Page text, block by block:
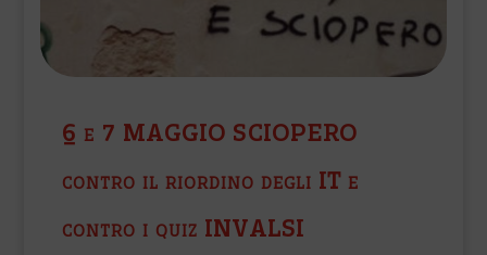
6 e 7 MAGGIO SCIOPERO
contro il riordino degli IT e
contro i quiz INVALSI